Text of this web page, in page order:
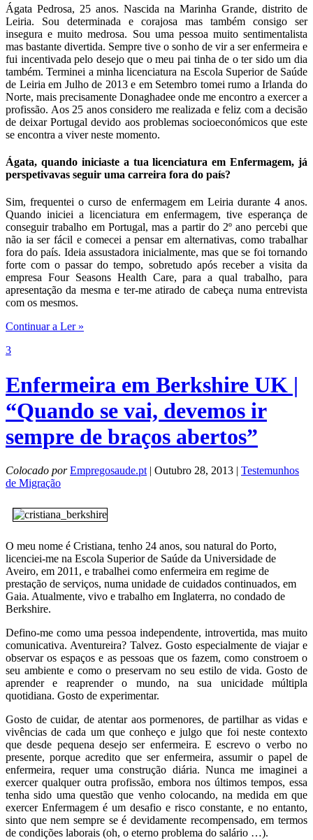
Ágata Pedrosa, 25 anos. Nascida na Marinha Grande, distrito de
Leiria. Sou determinada e corajosa mas também consigo ser
insegura e muito medrosa. Sou uma pessoa muito sentimentalista
mas bastante divertida. Sempre tive o sonho de vir a ser enfermeira e
fui incentivada pelo desejo que o meu pai tinha de o ter sido um dia
também. Terminei a minha licenciatura na Escola Superior de Saúde
de Leiria em Julho de 2013 e em Setembro tomei rumo a Irlanda do
Norte, mais precisamente Donaghadee onde me encontro a exercer a
profissão. Aos 25 anos considero me realizada e feliz com a decisão
de deixar Portugal devido aos problemas socioeconómicos que este
se encontra a viver neste momento.
Ágata, quando iniciaste a tua licenciatura em Enfermagem, já
perspetivavas seguir uma carreira fora do país?
Sim, frequentei o curso de enfermagem em Leiria durante 4 anos.
Quando iniciei a licenciatura em enfermagem, tive esperança de
conseguir trabalho em Portugal, mas a partir do 2º ano percebi que
não ia ser fácil e comecei a pensar em alternativas, como trabalhar
fora do país. Ideia assustadora inicialmente, mas que se foi tornando
forte com o passar do tempo, sobretudo após receber a visita da
empresa Four Seasons Health Care, para a qual trabalho, para
apresentação da mesma e ter-me atirado de cabeça numa entrevista
com os mesmos.
Continuar a Ler »
3
Enfermeira em Berkshire UK |
“Quando se vai, devemos ir
sempre de braços abertos”
Colocado por Empregosaude.pt | Outubro 28, 2013 | Testemunhos
de Migração
O meu nome é Cristiana, tenho 24 anos, sou natural do Porto,
licenciei-me na Escola Superior de Saúde da Universidade de
Aveiro, em 2011, e trabalhei como enfermeira em regime de
prestação de serviços, numa unidade de cuidados continuados, em
Gaia. Atualmente, vivo e trabalho em Inglaterra, no condado de
Berkshire.
Defino-me como uma pessoa independente, introvertida, mas muito
comunicativa. Aventureira? Talvez. Gosto especialmente de viajar e
observar os espaços e as pessoas que os fazem, como constroem o
seu ambiente e como o preservam no seu estilo de vida. Gosto de
aprender e reaprender o mundo, na sua unicidade múltipla
quotidiana. Gosto de experimentar.
Gosto de cuidar, de atentar aos pormenores, de partilhar as vidas e
vivências de cada um que conheço e julgo que foi neste contexto
que desde pequena desejo ser enfermeira. E escrevo o verbo no
presente, porque acredito que ser enfermeira, assumir o papel de
enfermeira, requer uma construção diária. Nunca me imaginei a
exercer qualquer outra profissão, embora nos últimos tempos, essa
tenha sido uma questão que venho colocando, na medida em que
exercer Enfermagem é um desafio e risco constante, e no entanto,
sinto que nem sempre se é devidamente recompensado, em termos
de condições laborais (oh, o eterno problema do salário …).